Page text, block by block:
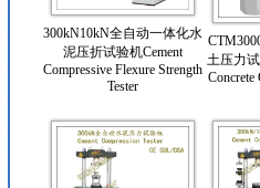
300kN10kN全自动一体化水
泥压折试验机Cement
Compressive Flexure Strength
Tester
土压力
Concrete